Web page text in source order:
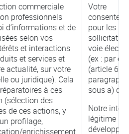
commerciale
professionnels
d’informations et de
selon vos
et interactions
et services et
actualité, sur votre
ou juridique). Cela
à ces
(sélection des
de ces actions, y
profilage,
enrichissement
Votre
pour les
voie
(ex : par e-
(article 6,
sous a) du
Notre
légitime (le